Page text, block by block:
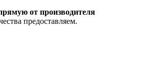
от производителя
предоставляем.